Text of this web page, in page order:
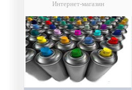
Интернет-магазин